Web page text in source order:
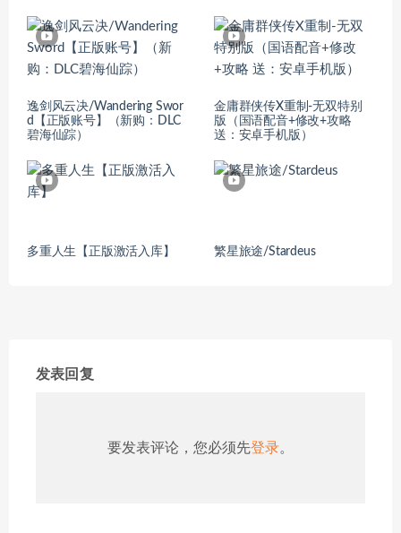
逸剑风云决/Wandering Swor
d【正版账号】（新购：DLC
碧海仙踪）
金庸群侠传X重制-无双特别
版（国语配音+修改+攻略
送：安卓手机版）
多重人生【正版激活入库】 繁星旅途/Stardeus
发表回复
要发表评论，您必须先登录。